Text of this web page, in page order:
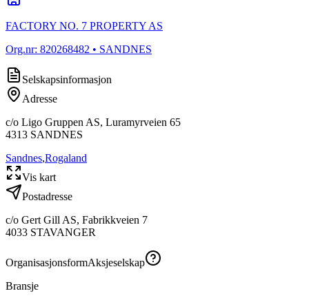
FACTORY NO. 7 PROPERTY AS
Org.nr: 820268482 • SANDNES
Selskapsinformasjon
Adresse
c/o Ligo Gruppen AS, Luramyrveien 65
4313 SANDNES
Sandnes,Rogaland
Vis kart
Postadresse
c/o Gert Gill AS, Fabrikkveien 7
4033 STAVANGER
OrganisasjonsformAksjeselskap
Bransje